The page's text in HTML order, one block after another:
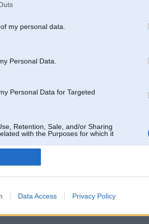
my personal data.
Personal Data.
Personal Data for Targeted
Retention, Sale, and/or Sharing
with the Purposes for which it
Data Access Privacy Policy